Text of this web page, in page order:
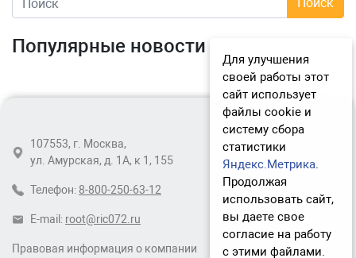
Популярные новости
Правовая информация о компании
107553, г. Москва,
ул. Амурская, д. 1А, к 1, 155
Телефон: 8-800-250-63-12
E-mail: root@ric072.ru
Для улучшения
своей работы этот
сайт использует
файлы cookie и
систему сбора
статистики
Яндекс.Метрика.
Продолжая
использовать сайт,
вы даете свое
согласие на работу
с этими файлами.